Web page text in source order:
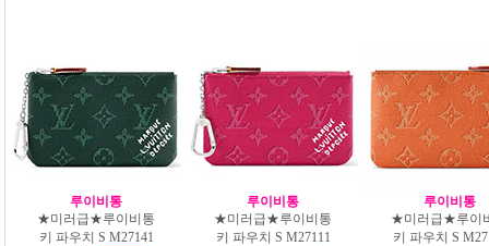
루이비통
★미러급★루이비통
키 파우치 S M27141
루이비통
★미러급★루이비통
키 파우치 S M27111
루이비통
★미러급★루이
키 파우치 S